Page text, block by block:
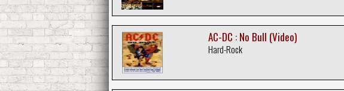
AC-DC : No Bull (Video)
Hard-Rock